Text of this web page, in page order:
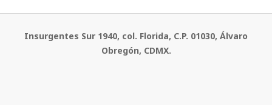
Insurgentes Sur 1940, col. Florida, C.P. 01030, Álvaro
Obregón, CDMX.